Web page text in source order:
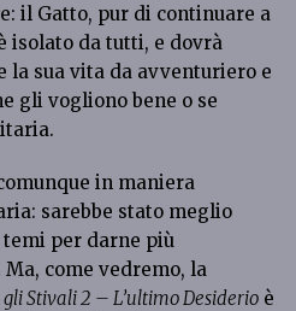
il Gatto, pur di continuare a
isolato da tutti, e dovrà
la sua vita da avventuriero e
gli vogliono bene o se
in maniera
sarebbe stato meglio
per darne più
come vedremo, la
gli Stivali 2 – L’ultimo Desiderio è